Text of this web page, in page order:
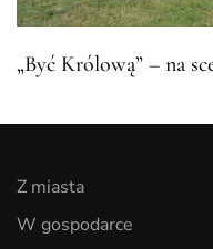
„Być Królową” – na
Z miasta
W gospodarce